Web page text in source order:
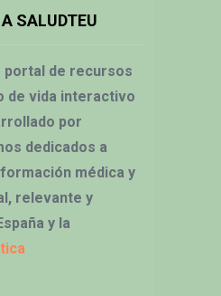
SALUDTEU
portal de recursos
de vida interactivo
por
dedicados a
médica y
relevante y
y la